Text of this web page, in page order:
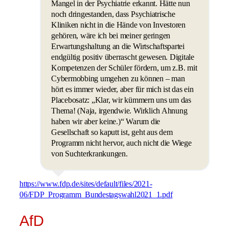
Mangel in der Psychiatrie erkannt. Hätte nun
noch dringestanden, dass Psychiatrische
Kliniken nicht in die Hände von Investoren
gehören, wäre ich bei meiner geringen
Erwartungshaltung an die Wirtschaftspartei
endgültig positiv überrascht gewesen. Digitale
Kompetenzen der Schüler fördern, um z.B. mit
Cybermobbing umgehen zu können – man
hört es immer wieder, aber für mich ist das ein
Placebosatz: „Klar, wir kümmern uns um das
Thema! (Naja, irgendwie. Wirklich Ahnung
haben wir aber keine.)“ Warum die
Gesellschaft so kaputt ist, geht aus dem
Programm nicht hervor, auch nicht die Wiege
von Suchterkrankungen.
https://www.fdp.de/sites/default/files/2021-
06/FDP_Programm_Bundestagswahl2021_1.pdf
AfD